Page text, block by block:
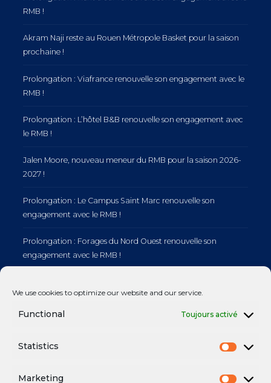
We use cookies to optimize our website and our service.
Functional Toujours activé
Statistics
Marketing
RMB !
Akram Naji reste au Rouen Métropole Basket pour la saison
prochaine !
Prolongation : Viafrance renouvelle son engagement avec le
RMB !
Prolongation : L’hôtel B&B renouvelle son engagement avec
le RMB !
Jalen Moore, nouveau meneur du RMB pour la saison 2026-
2027 !
Prolongation : Le Campus Saint Marc renouvelle son
engagement avec le RMB !
Prolongation : Forages du Nord Ouest renouvelle son
engagement avec le RMB !
engagement avec le RMB !
Mentions légales